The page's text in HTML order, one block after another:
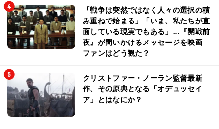
「戦争は突然ではなく人々の選択の積
み重ねで始まる」「いま、私たちが直
面している現実でもある」…『開戦前
夜』が問いかけるメッセージを映画
ファンはどう観た？
クリストファー・ノーラン監督最新
作、その原典となる「オデュッセイ
ア」とはなにか？